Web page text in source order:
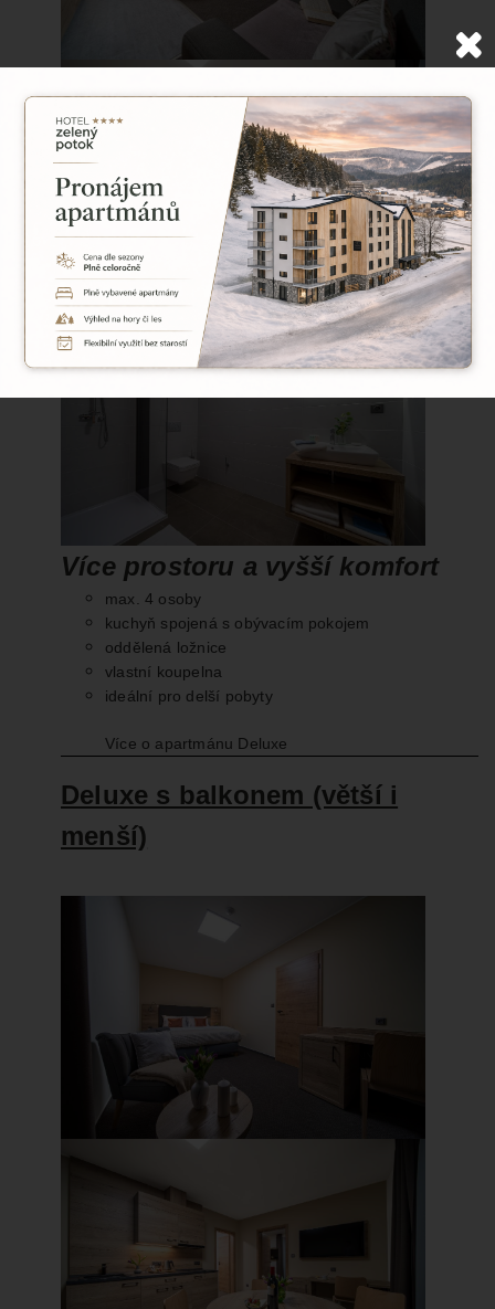
Více prostoru a vyšší komfort
max. 4 osoby
kuchyň spojená s obývacím pokojem
oddělená ložnice
vlastní koupelna
ideální pro delší pobyty
Více o apartmánu Deluxe
Deluxe s balkonem (větší i
menší)